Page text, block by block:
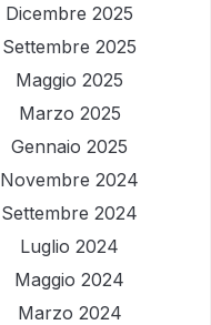
Dicembre 2025
Settembre 2025
Maggio 2025
Marzo 2025
Gennaio 2025
Novembre 2024
Settembre 2024
Luglio 2024
Maggio 2024
Marzo 2024